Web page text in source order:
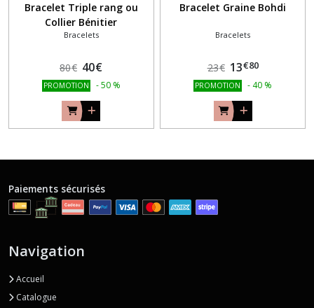
Bracelet Triple rang ou
Collier Bénitier
Bracelets
80€ 40€
PROMOTION -50 %
Bracelet Graine Bohdi
Bracelets
23€ 13€80
PROMOTION - 40 %
Paiements sécurisés
Navigation
Accueil
Catalogue